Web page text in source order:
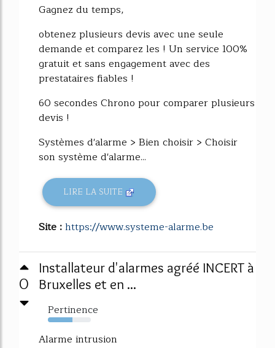
Gagnez du temps,
obtenez plusieurs devis avec une seule
demande et comparez les ! Un service 100%
gratuit et sans engagement avec des
prestataires fiables !
60 secondes Chrono pour comparer plusieurs
devis !
Systèmes d'alarme > Bien choisir > Choisir
son système d'alarme...
LIRE LA SUITE
Site :https://www.systeme-alarme.be
0
Installateur d'alarmes agréé INCERT à
Bruxelles et en ...
Pertinence
57%
Alarme intrusion